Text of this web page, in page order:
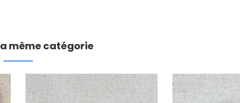
même catégorie